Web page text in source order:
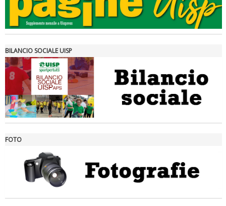
Tiziano Pesce a Radio InBlu2000 traccia il bilancio della stagione
Ddl Lobby, Uisp: “Il Parlamento valorizzi le nostre specificità"
BILANCIO SOCIALE UISP
FOTO